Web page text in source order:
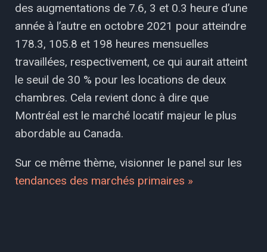
des augmentations de 7.6, 3 et 0.3 heure d’une
année à l’autre en octobre 2021 pour atteindre
178.3, 105.8 et 198 heures mensuelles
travaillées, respectivement, ce qui aurait atteint
le seuil de 30 % pour les locations de deux
chambres. Cela revient donc à dire que
Montréal est le marché locatif majeur le plus
abordable au Canada.
Sur ce même thème, visionner le panel sur les
tendances des marchés primaires »